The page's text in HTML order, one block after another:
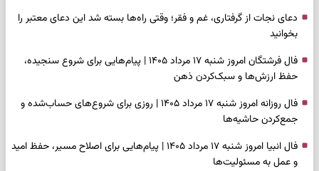
دعای نجات از گرفتاری، غم و فقر؛ وقتی راه‌ها بسته شد این دعای معتبر را
بخوانید
فال فرشتگان امروز شنبه ۱۷ مرداد ۱۴۰۵ | پیام‌هایی برای شروع سنجیده،
حفظ ارزش‌ها و سبک‌کردن ذهن
فال روزانه امروز شنبه ۱۷ مرداد ۱۴۰۵ | روزی برای شروع‌های حساب‌شده و
جمع‌کردن حاشیه‌ها
فال انبیا امروز شنبه ۱۷ مرداد ۱۴۰۵ | پیام‌هایی برای اصلاح مسیر، حفظ امید
و عمل به مسئولیت‌ها